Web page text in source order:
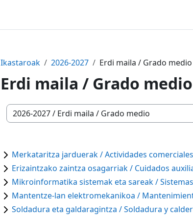
Ikastaroak 2026-2027 Erdi maila / Grado medio
Erdi maila / Grado medio
Ikastaro-kategoriak
Merkataritza jarduerak / Actividades comerciales
Erizaintzako zaintza osagarriak / Cuidados
Mikroinformatika sistemak eta sareak /
Mantentze-lan elektromekanikoa /
Soldadura eta galdaragintza / Soldadura y